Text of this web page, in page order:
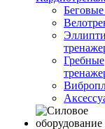
Гребные